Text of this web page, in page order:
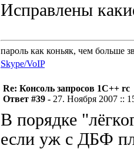
Исправлены
пароль как коньяк, чем больше
Skype/VoIP
Re: Консоль запросов 1С++ rc
Ответ #39 - 27. Ноября 2007 ::
В порядке
если уж с ДБФ